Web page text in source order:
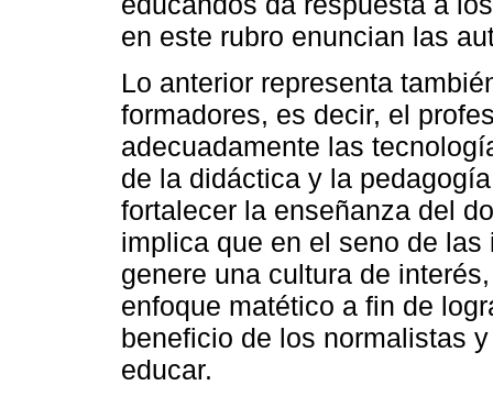
en este rubro enuncian las
Lo anterior representa
formadores, es decir, el
adecuadamente las
de la didáctica y la
fortalecer la enseñanza del
implica que en el seno de
genere una cultura de
enfoque matético a fin de
beneficio de los normalistas
educar.